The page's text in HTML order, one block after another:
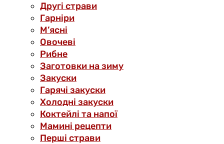
Другі страви
Гарніри
М’ясні
Овочеві
Рибне
Заготовки на зиму
Закуски
Гарячі закуски
Холодні закуски
Коктейлі та напої
Мамині рецепти
Перші страви